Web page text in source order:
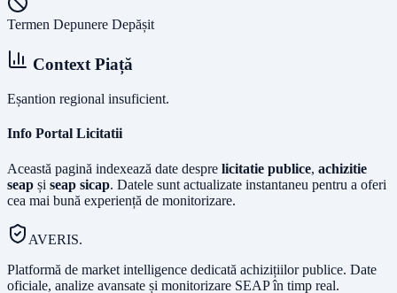
Termen Depunere Depășit
Context Piață
Eșantion regional insuficient.
Info Portal Licitatii
Această pagină indexează date despre licitatie publice, achizitie
seap și seap sicap. Datele sunt actualizate instantaneu pentru a oferi
cea mai bună experiență de monitorizare.
AVERIS.
Platformă de market intelligence dedicată achizițiilor publice. Date
oficiale, analize avansate și monitorizare SEAP în timp real.